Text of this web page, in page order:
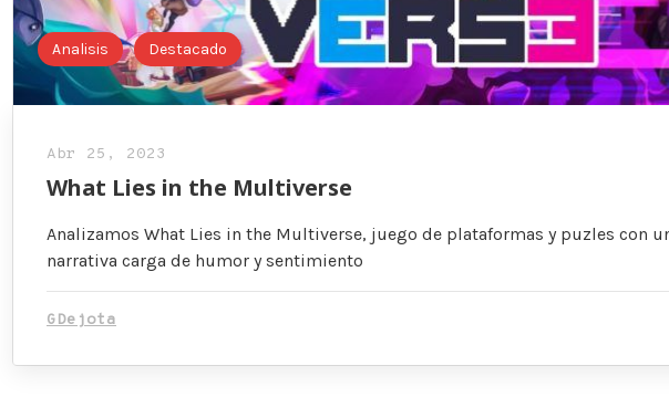
Analisis Destacado
Abr 25, 2023
What Lies in the Multiverse
Analizamos What Lies in the Multiverse, juego de plataformas y puzles con
narrativa carga de humor y sentimiento
GDejota